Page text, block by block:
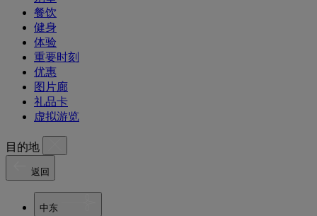
餐饮
健身
体验
重要时刻
优惠
图片廊
礼品卡
虚拟游览
目的地
返回
中东